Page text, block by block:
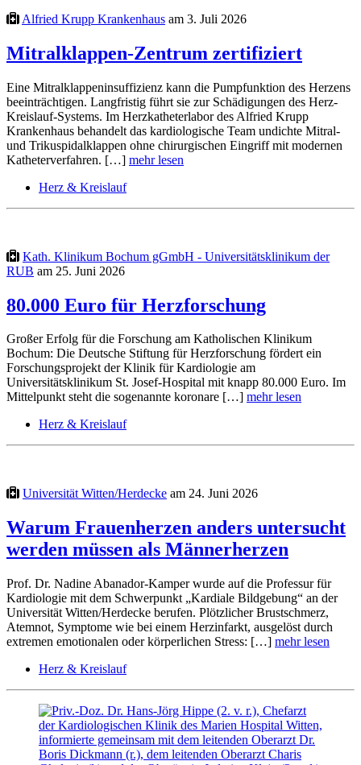
Alfried Krupp Krankenhaus am 3. Juli 2026
Mitralklappen-Zentrum zertifiziert
Eine Mitralklappeninsuffizienz kann die Pumpfunktion des Herzens
beeinträchtigen. Langfristig führt sie zur Schädigungen des Herz-
Kreislauf-Systems. Im Herzkatheterlabor des Alfried Krupp
Krankenhaus behandelt das kardiologische Team undichte Mitral-
und Trikuspidalklappen ohne chirurgischen Eingriff mit modernen
Katheterverfahren. […] mehr lesen
Herz & Kreislauf
Kath. Klinikum Bochum gGmbH - Universitätsklinikum der
RUB am 25. Juni 2026
80.000 Euro für Herzforschung
Großer Erfolg für die Forschung am Katholischen Klinikum
Bochum: Die Deutsche Stiftung für Herzforschung fördert ein
Forschungsprojekt der Klinik für Kardiologie am
Universitätsklinikum St. Josef-Hospital mit knapp 80.000 Euro. Im
Mittelpunkt steht die sogenannte koronare […] mehr lesen
Herz & Kreislauf
Universität Witten/Herdecke am 24. Juni 2026
Warum Frauenherzen anders untersucht
werden müssen als Männerherzen
Prof. Dr. Nadine Abanador-Kamper wurde auf die Professur für
Kardiologie mit dem Schwerpunkt „Kardiale Bildgebung“ an der
Universität Witten/Herdecke berufen. Plötzlicher Brustschmerz,
Atemnot, Symptome wie bei einem Herzinfarkt, ausgelöst durch
extremen emotionalen oder körperlichen Stress: […] mehr lesen
Herz & Kreislauf